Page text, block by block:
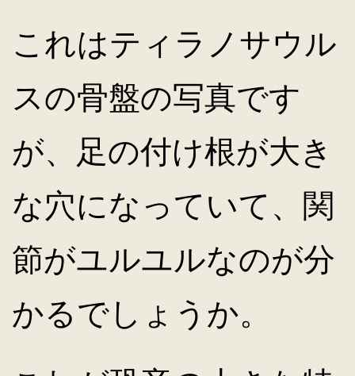
これはティラノサウル
スの骨盤の写真です
が、足の付け根が大き
な穴になっていて、関
節がユルユルなのが分
かるでしょうか。